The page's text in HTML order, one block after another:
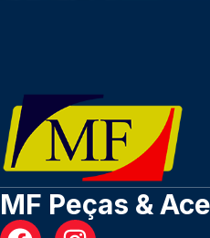
MF Peças &